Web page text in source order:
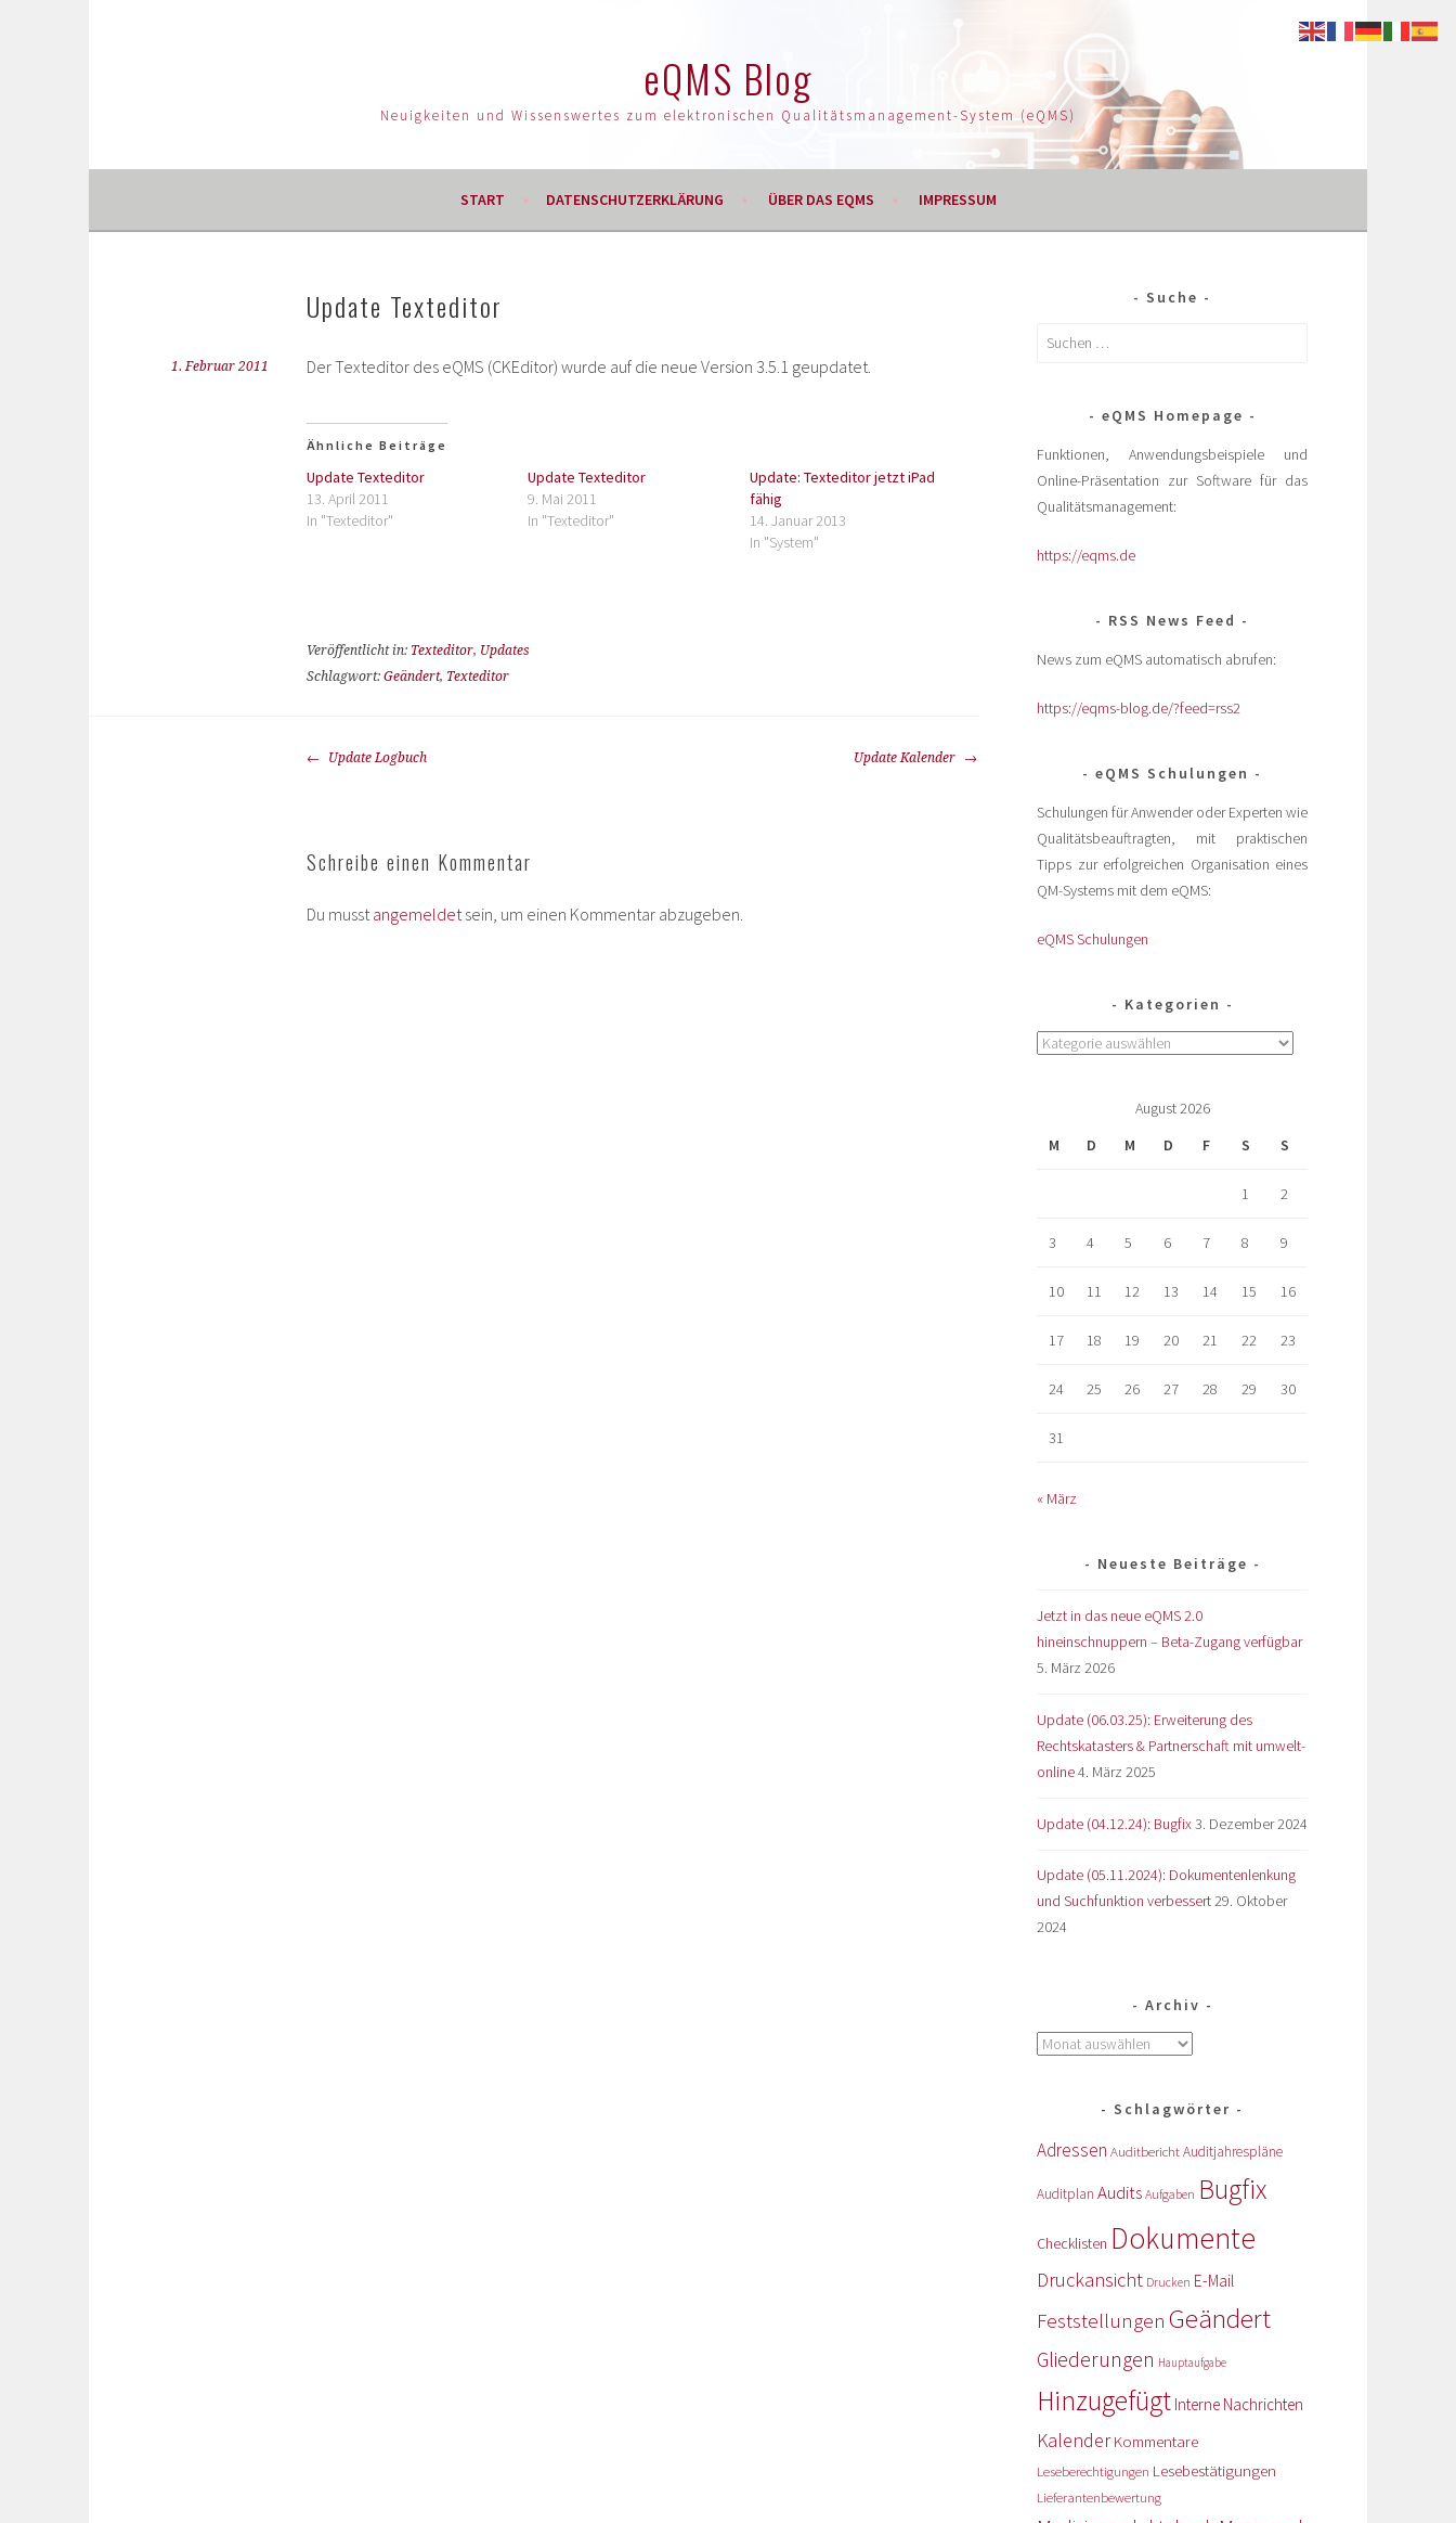
eQMS Blog
Neuigkeiten und Wissenswertes zum elektronischen Qualitätsmanagement-System (eQMS)
START DATENSCHUTZERKLÄRUNG ÜBER DAS EQMS IMPRESSUM
Update Texteditor
1. Februar 2011 Der Texteditor des eQMS (CKEditor) wurde auf die neue Version 3.5.1 geupdatet.
Ähnliche Beiträge
Update Texteditor
13. April 2011
In "Texteditor"
Update Texteditor
9. Mai 2011
In "Texteditor"
Update: Texteditor jetzt iPad
fähig
14. Januar 2013
In "System"
Veröffentlicht in: Texteditor, Updates
Schlagwort: Geändert, Texteditor
Update Logbuch Update Kalender
Schreibe einen Kommentar
Du musst angemeldet sein, um einen Kommentar abzugeben.
Suche
eQMS Homepage
Funktionen, Anwendungsbeispiele und
Online-Präsentation zur Software für das
Qualitätsmanagement:
https://eqms.de
RSS News Feed
News zum eQMS automatisch abrufen:
https://eqms-blog.de/?feed=rss2
eQMS Schulungen
Schulungen für Anwender oder Experten wie
Qualitätsbeauftragten, mit praktischen
Tipps zur erfolgreichen Organisation eines
QM-Systems mit dem eQMS:
eQMS Schulungen
Kategorien
August 2026
M
D M D F S S
1 2
3 4 5 6 7 8 9
10 11 12 13 14 15 16
17 18 19 20 21 22 23
24 25 26 27 28 29 30
31
« März
Neueste Beiträge
Jetzt in das neue eQMS 2.0
hineinschnuppern – Beta-Zugang verfügbar
5. März 2026
Update (06.03.25): Erweiterung des
Rechtskatasters & Partnerschaft mit umwelt-
online4. März 2025
Update (04.12.24): Bugfix 3. Dezember 2024
Update (05.11.2024): Dokumentenlenkung
und Suchfunktion verbessert29. Oktober
2024
Archiv
Schlagwörter
Adressen AuditberichtAuditjahrespläne
Auditplan Audits Aufgaben Bugfix
Checklisten Dokumente
Druckansicht Drucken E-Mail
Feststellungen Geändert
Gliederungen Hauptaufgabe
Hinzugefügt Interne Nachrichten
Kalender Kommentare
Leseberechtigungen Lesebestätigungen
Lieferantenbewertung